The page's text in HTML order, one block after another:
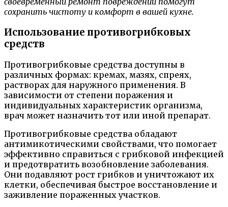
сохранить чистоту и комфорт в вашей кухне.
Использование противогрибковых
средств
Противогрибковые средства доступны в
различных формах: кремах, мазях, спреях,
растворах для наружного применения. В
зависимости от степени поражения и
индивидуальных характеристик организма,
врач может назначить тот или иной препарат.
Противогрибковые средства обладают
антимикотическими свойствами, что помогает
эффективно справиться с грибковой инфекцией
и предотвратить возобновление заболевания.
Они подавляют рост грибков и уничтожают их
клетки, обеспечивая быстрое восстановление и
заживление пораженных участков.